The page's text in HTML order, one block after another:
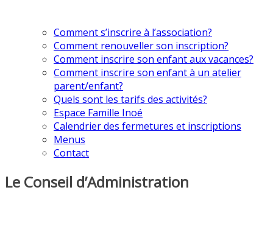
Comment s’inscrire à l’association?
Comment renouveller son inscription?
Comment inscrire son enfant aux vacances?
Comment inscrire son enfant à un atelier
parent/enfant?
Quels sont les tarifs des activités?
Espace Famille Inoé
Calendrier des fermetures et inscriptions
Menus
Contact
Le Conseil d’Administration